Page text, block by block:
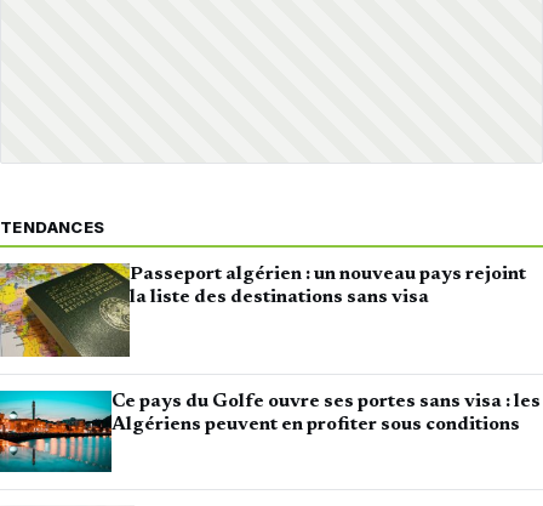
TENDANCES
Passeport algérien : un nouveau pays rejoint
la liste des destinations sans visa
Ce pays du Golfe ouvre ses portes sans visa : les
Algériens peuvent en profiter sous conditions